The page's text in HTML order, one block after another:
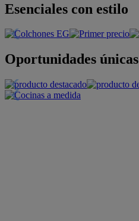
Esenciales con estilo
Oportunidades únicas